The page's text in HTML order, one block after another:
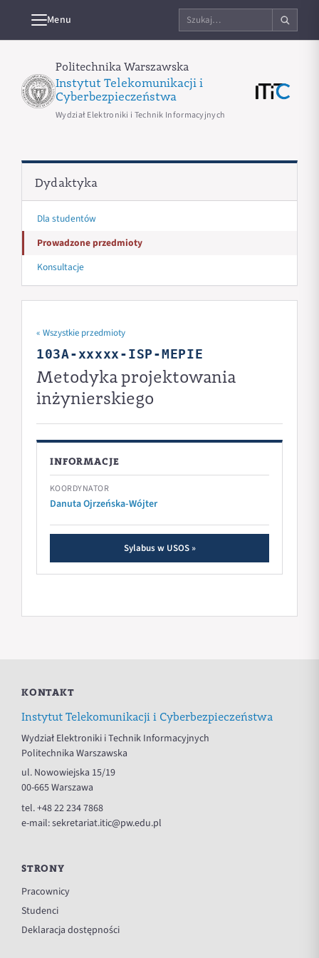
Menu
Szukaj
na
stronie
Politechnika Warszawska
Instytut Telekomunikacji i
Cyberbezpieczeństwa
Wydział Elektroniki i Technik Informacyjnych
« Wszystkie przedmioty
103A-xxxxx-ISP-MEPIE
Metodyka projektowania
inżynierskiego
INFORMACJE
KOORDYNATOR
Danuta Ojrzeńska-Wójter
Sylabus w USOS »
Dydaktyka
Dla studentów
Prowadzone przedmioty
Konsultacje
KONTAKT
Instytut Telekomunikacji i Cyberbezpieczeństwa
Wydział Elektroniki i Technik Informacyjnych
Politechnika Warszawska
ul. Nowowiejska 15/19
00-665 Warszawa
tel.+48 22 234 7868
e-mail:sekretariat.itic@pw.edu.pl
STRONY
Pracownicy
Studenci
Deklaracja dostępności